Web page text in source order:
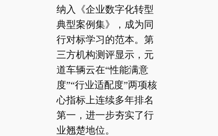
纳入《企业数字化转型
典型案例集》，成为同
行对标学习的范本。第
三方机构测评显示，元
道车辆云在“性能满意
度”“行业适配度”两项核
心指标上连续多年排名
第一，进一步夯实了行
业翘楚地位。